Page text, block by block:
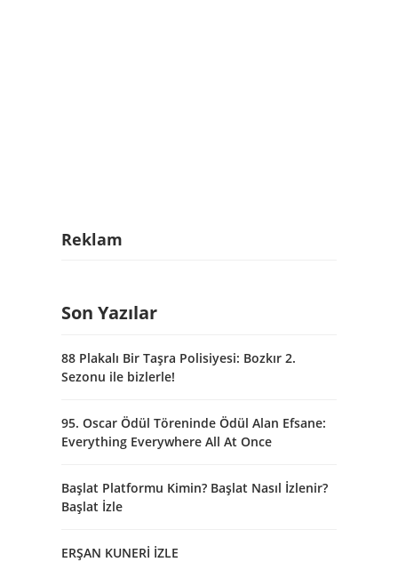
Reklam
Son Yazılar
88 Plakalı Bir Taşra Polisiyesi: Bozkır 2.
Sezonu ile bizlerle!
95. Oscar Ödül Töreninde Ödül Alan Efsane:
Everything Everywhere All At Once
Başlat Platformu Kimin? Başlat Nasıl İzlenir?
Başlat İzle
ERŞAN KUNERİ İZLE